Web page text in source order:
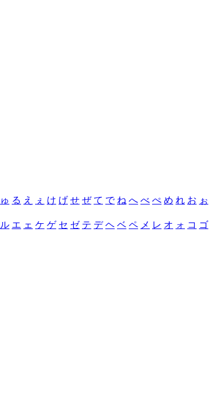
ゅ る え ぇ け げ せ ぜ て で ね へ べ ぺ め れ お ぉ
ル エ ェ ケ ゲ セ ゼ テ デ ヘ ベ ペ メ レ オ ォ コ ゴ